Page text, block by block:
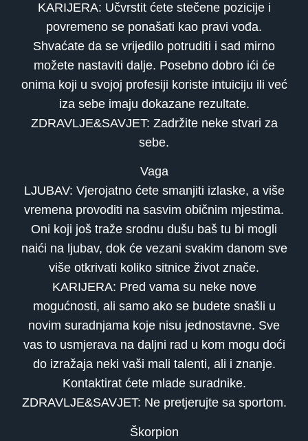
KARIJERA: Učvrstit ćete stečene pozicije i
povremeno se ponašati kao pravi vođa.
Shvaćate da se vrijedilo potruditi i sad mirno
možete nastaviti dalje. Posebno dobro ići će
onima koji u svojoj profesiji koriste intuiciju ili već
iza sebe imaju dokazane rezultate.
ZDRAVLJE&SAVJET: Zadržite neke stvari za
sebe.
Vaga
LJUBAV: Vjerojatno ćete smanjiti izlaske, a više
vremena provoditi na sasvim običnim mjestima.
Oni koji još traže srodnu dušu baš tu bi mogli
naići na ljubav, dok će vezani svakim danom sve
više otkrivati koliko sitnice život znače.
KARIJERA: Pred vama su neke nove
mogućnosti, ali samo ako se budete snašli u
novim suradnjama koje nisu jednostavne. Sve
vas to usmjerava na daljni rad u kom mogu doći
do izražaja neki vaši mali talenti, ali i znanje.
Kontaktirat ćete mlade suradnike.
ZDRAVLJE&SAVJET: Ne pretjerujte sa sportom.
Škorpion